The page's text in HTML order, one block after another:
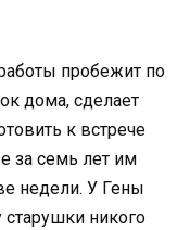
пробежит по
дома, сделает
к встрече
за семь лет им
недели. У Гены
старушки никого